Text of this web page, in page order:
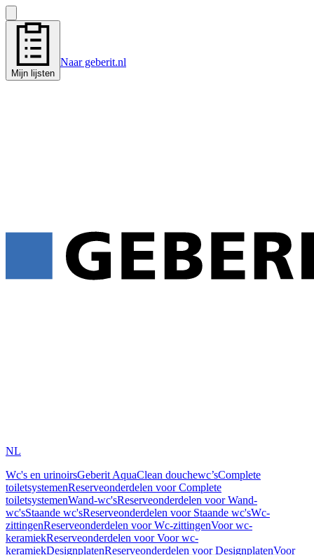
Mijn lijsten
Naar geberit.nl
NL
Wc's en urinoirsGeberit AquaClean douchewc’sComplete
toiletsystemenReserveonderdelen voor Complete
toiletsystemenWand-wc'sReserveonderdelen voor Wand-
wc'sStaande wc'sReserveonderdelen voor Staande wc'sWc-
zittingenReserveonderdelen voor Wc-zittingenVoor wc-
keramiekReserveonderdelen voor Voor wc-
keramiekDesignplatenReserveonderdelen voor DesignplatenVoor